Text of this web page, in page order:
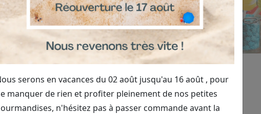
serons en vacances du 02 août jusqu'au 16 août , pour
manquer de rien et profiter pleinement de nos petites
n'hésitez pas à passer commande avant la
bénéficiez d’un
artisanale et d’une
formes, textes)
goût authentique
et privés
de vos